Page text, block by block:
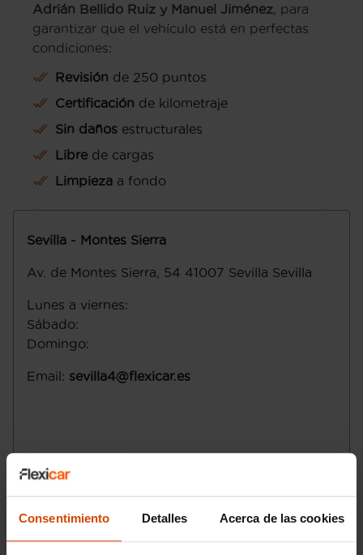
Consentimiento Detalles Acerca de las cookies
Adrián Bellido Ruiz y Manuel Jiménez, para
garantizar que el vehículo está en perfectas
condiciones:
Revisión de 250 puntos
Certificación de kilometraje
Sin daños estructurales
Libre de cargas
Limpieza a fondo
Sevilla - Montes Sierra
Av. de Montes Sierra, 54 41007 Sevilla Sevilla
Lunes a viernes:
Sábado:
Domingo:
Email: sevilla4@flexicar.es